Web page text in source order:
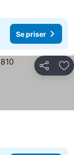
Se priser
Dela